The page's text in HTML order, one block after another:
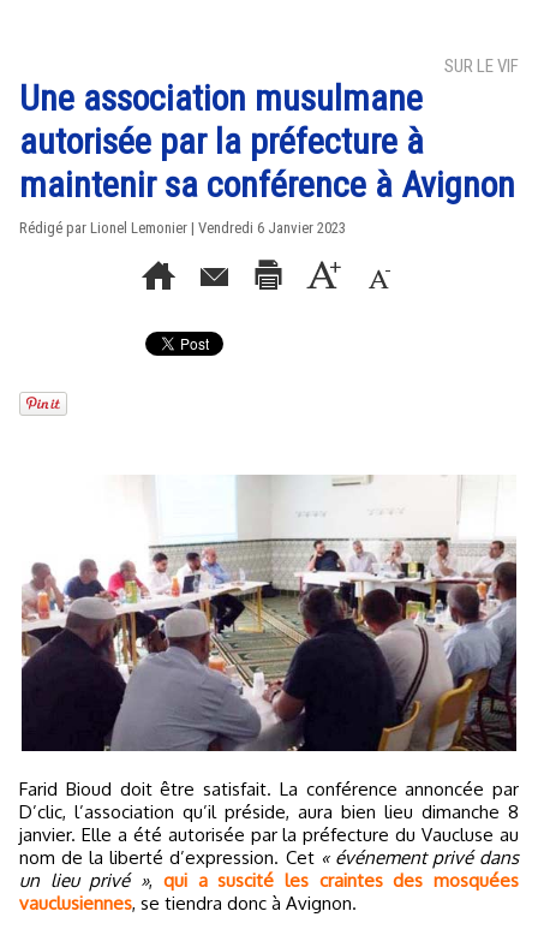
SUR LE VIF
Une association musulmane
autorisée par la préfecture à
maintenir sa conférence à Avignon
Rédigé par Lionel Lemonier | Vendredi 6 Janvier 2023
Farid Bioud doit être satisfait. La conférence annoncée par
D’clic, l’association qu’il préside, aura bien lieu dimanche 8
janvier. Elle a été autorisée par la préfecture du Vaucluse au
nom de la liberté d’expression. Cet « événement privé dans
un lieu privé », qui a suscité les craintes des mosquées
vauclusiennes, se tiendra donc à Avignon.